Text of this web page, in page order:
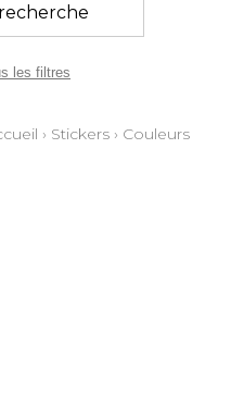
les filtres
› Stickers› Couleurs